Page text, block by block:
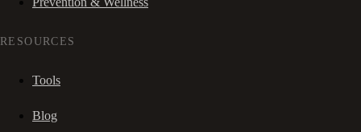
RESOURCES
Tools
Blog